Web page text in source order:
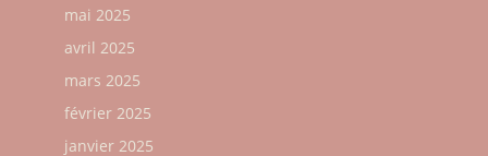
mai 2025
avril 2025
mars 2025
février 2025
janvier 2025